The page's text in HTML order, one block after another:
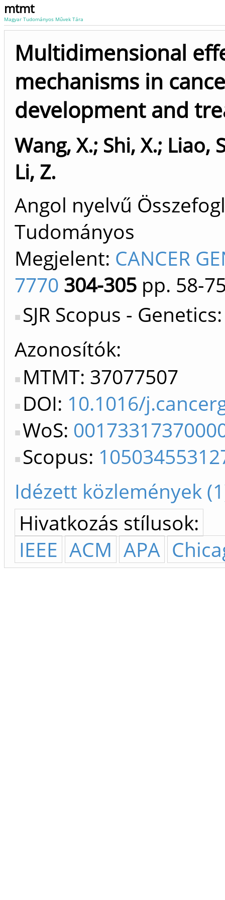
mtmt
Magyar Tudományos Művek Tára
Multidimensional
mechanisms in
development and
Wang, X.; Shi, X.; Liao,
Li, Z.
Angol nyelvű
Tudományos
Megjelent: CANCER
7770 304-305 pp. 58-
SJR Scopus -
Azonosítók
MTMT: 37077507
DOI: 10.1016/
WoS:
Scopus:
Idézett közlemények
Hivatkozás stílusok:
IEEE ACM APA